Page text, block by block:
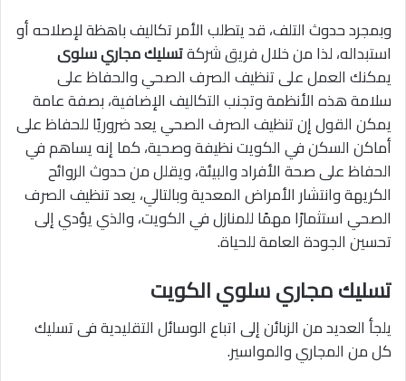
وبمجرد حدوث التلف، قد يتطلب الأمر تكاليف باهظة لإصلاحه أو
استبداله، لذا من خلال فريق شركةتسليك مجاري سلوى
يمكنكالعمل على تنظيف الصرف الصحي والحفاظ على
سلامة هذه الأنظمة وتجنب التكاليف الإضافية، بصفة عامة
يمكن القول إن تنظيف الصرف الصحي يعد ضروريًا للحفاظ على
أماكن السكن في الكويت نظيفة وصحية، كما إنه يساهم في
الحفاظ على صحة الأفراد والبيئة، ويقلل من حدوث الروائح
الكريهة وانتشار الأمراض المعدية وبالتالي، يعد تنظيف الصرف
الصحي استثمارًا مهمًا للمنازل في الكويت، والذي يؤدي إلى
تحسين الجودة العامة للحياة.
تسليك مجاري سلوي الكويت
يلجأ العديد من الزبائن إلى اتباع الوسائل التقليدية فى تسليك
كل من المجاري والمواسير.